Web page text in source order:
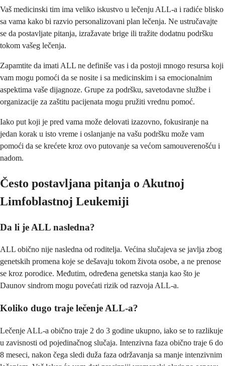
Vaš medicinski tim ima veliko iskustvo u lečenju ALL-a i radiće blisko
sa vama kako bi razvio personalizovani plan lečenja. Ne ustručavajte
se da postavljate pitanja, izražavate brige ili tražite dodatnu podršku
tokom vašeg lečenja.
Zapamtite da imati ALL ne definiše vas i da postoji mnogo resursa koji
vam mogu pomoći da se nosite i sa medicinskim i sa emocionalnim
aspektima vaše dijagnoze. Grupe za podršku, savetodavne službe i
organizacije za zaštitu pacijenata mogu pružiti vrednu pomoć.
Iako put koji je pred vama može delovati izazovno, fokusiranje na
jedan korak u isto vreme i oslanjanje na vašu podršku može vam
pomoći da se krećete kroz ovo putovanje sa većom samouverenošću i
nadom.
Često postavljana pitanja o Akutnoj
Limfoblastnoj Leukemiji
Da li je ALL nasledna?
ALL obično nije nasledna od roditelja. Većina slučajeva se javlja zbog
genetskih promena koje se dešavaju tokom života osobe, a ne prenose
se kroz porodice. Međutim, određena genetska stanja kao što je
Daunov sindrom mogu povećati rizik od razvoja ALL-a.
Koliko dugo traje lečenje ALL-a?
Lečenje ALL-a obično traje 2 do 3 godine ukupno, iako se to razlikuje
u zavisnosti od pojedinačnog slučaja. Intenzivna faza obično traje 6 do
8 meseci, nakon čega sledi duža faza održavanja sa manje intenzivnim